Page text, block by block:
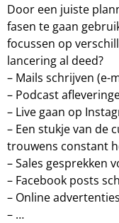
Door een juiste
fasen te gaan
focussen op
lancering al deed?
– Mails schrijven (e-
– Podcast
– Live gaan op
– Een stukje van de
trouwens constant
– Sales gesprekken
– Facebook posts
– Online
– …